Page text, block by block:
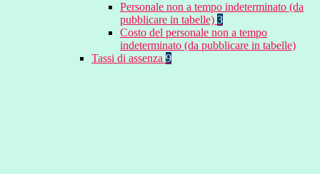
Personale non a tempo indeterminato (da
pubblicare in tabelle) 3
Costo del personale non a tempo
indeterminato (da pubblicare in tabelle)
Tassi di assenza 9